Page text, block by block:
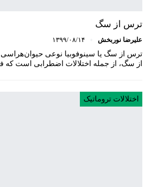
ترس از سگ
علیرضا نوربخش ۱۳۹۹/۰۸/۱۴
ترس از سگ یا سینوفوبیا نوعی
از سگ، از جمله اختلالات اضطرابی است
اختلالات تروماتیک